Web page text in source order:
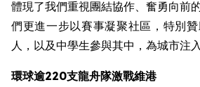
體現了我們重視團結協作、奮勇向前
們更進一步以賽事凝聚社區，特別
人，以及中學生參與其中，為城市注
環球逾220支龍舟隊激戰維港